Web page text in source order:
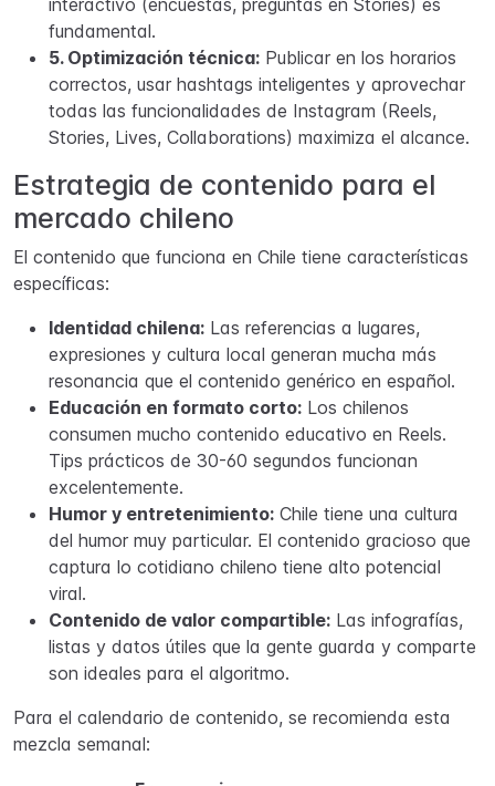
interactivo (encuestas, preguntas en Stories) es
fundamental.
5. Optimización técnica: Publicar en los horarios
correctos, usar hashtags inteligentes y aprovechar
todas las funcionalidades de Instagram (Reels,
Stories, Lives, Collaborations) maximiza el alcance.
Estrategia de contenido para el
mercado chileno
El contenido que funciona en Chile tiene características
específicas:
Identidad chilena: Las referencias a lugares,
expresiones y cultura local generan mucha más
resonancia que el contenido genérico en español.
Educación en formato corto: Los chilenos
consumen mucho contenido educativo en Reels.
Tips prácticos de 30-60 segundos funcionan
excelentemente.
Humor y entretenimiento: Chile tiene una cultura
del humor muy particular. El contenido gracioso que
captura lo cotidiano chileno tiene alto potencial
viral.
Contenido de valor compartible: Las infografías,
listas y datos útiles que la gente guarda y comparte
son ideales para el algoritmo.
Para el calendario de contenido, se recomienda esta
mezcla semanal: